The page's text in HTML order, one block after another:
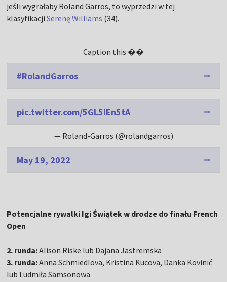
jeśli wygrałaby Roland Garros, to wyprzedzi w tej
klasyfikacjiSerenę Williams (34).
Caption this ��
#RolandGarros
pic.twitter.com/5GL5IEn5tA
— Roland-Garros (@rolandgarros)
May 19, 2022
Potencjalne rywalki Igi Świątek w drodze do finału French
Open
2. runda:Alison Riske lub Dajana Jastremska
3. runda:Anna Schmiedlova, Kristina Kucova, Danka Kovinić
lub Ludmiła Samsonowa